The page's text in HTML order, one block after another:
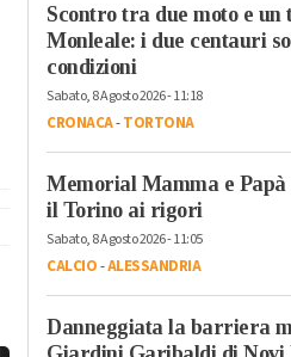
Scontro tra due moto e
Monleale: i due centauri
condizioni
Sabato, 8 Agosto 2026 - 11:18
CRONACA-TORTONA
Memorial Mamma e
il Torino ai rigori
Sabato, 8 Agosto 2026 - 11:05
CALCIO-ALESSANDRIA
Danneggiata la barriera